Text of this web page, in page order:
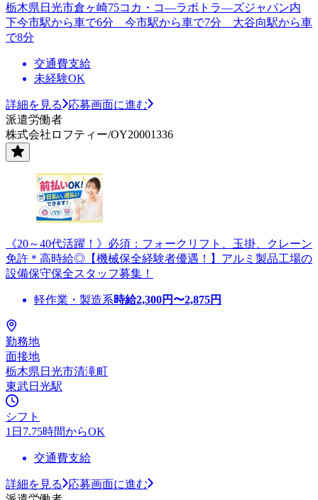
栃木県日光市倉ヶ崎75コカ・コ―ラボトラ―ズジャパン内
下今市駅から車で6分 今市駅から車で7分 大谷向駅から車
で8分
交通費支給
未経験OK
詳細を見る
応募画面に進む
派遣労働者
株式会社ロフティー/OY20001336
《20～40代活躍！》必須：フォークリフト、玉掛、クレーン
免許＊高時給◎【機械保全経験者優遇！】アルミ製品工場の
設備保守保全スタッフ募集！
軽作業・製造系時給2,300円〜2,875円
勤務地
面接地
栃木県日光市清滝町
東武日光駅
シフト
1日7.75時間からOK
交通費支給
詳細を見る
応募画面に進む